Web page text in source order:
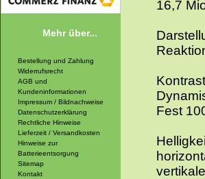
Mehr über...
Bestellung und Zahlung
Widerrufsrecht
AGB und
Kundeninformationen
Impressum / Bildnachweise
Datenschutzerklärung
Rechtliche Hinweise
Lieferzeit / Versandkosten
Hinweise zur
Batterieentsorgung
Sitemap
Kontakt
16,7
Kontrast
Fest